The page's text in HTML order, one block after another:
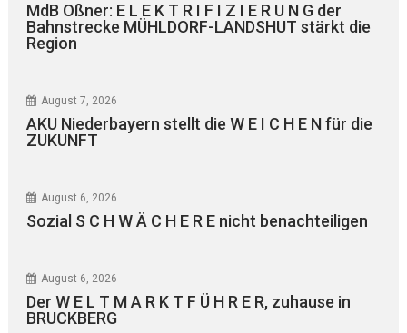
MdB Oßner: E L E K T R I F I Z I E R U N G der
Bahnstrecke MÜHLDORF-LANDSHUT stärkt die
Region
August 7, 2026
AKU Niederbayern stellt die W E I C H E N für die
ZUKUNFT
August 6, 2026
Sozial S C H W Ä C H E R E nicht benachteiligen
August 6, 2026
Der W E L T M A R K T F Ü H R E R, zuhause in
BRUCKBERG